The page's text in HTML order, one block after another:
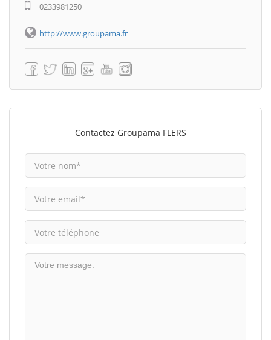
0233981250
http://www.groupama.fr
Contactez Groupama FLERS